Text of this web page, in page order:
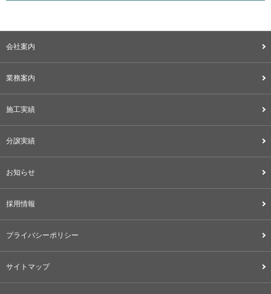
会社案内
業務案内
施工実績
分譲実績
お知らせ
採用情報
プライバシーポリシー
サイトマップ